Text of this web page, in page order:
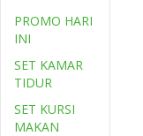
PROMO HARI
INI
SET KAMAR
TIDUR
SET KURSI
MAKAN